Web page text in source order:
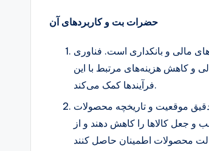
حضرات بت و کاربردهای آن
مالی و بانکداری است. فناوری
و کاهش هزینه‌های مرتبط با این
فرآیندها کمک می‌کند.
دقیق موقعیت و تاریخچه محصولات
جعل کالاها را کاهش دهند و از